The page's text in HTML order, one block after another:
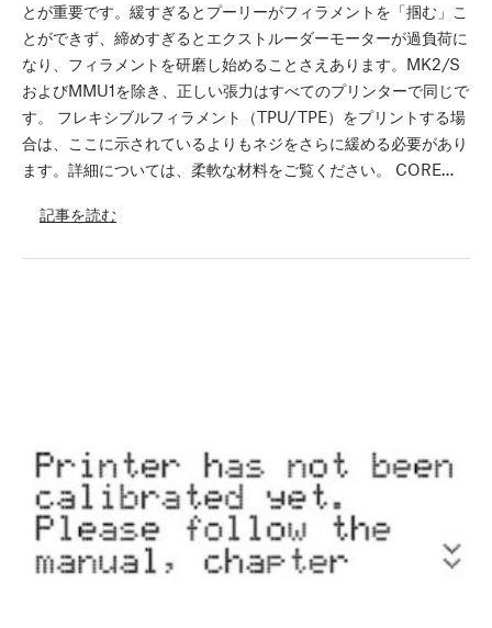
とが重要です。緩すぎるとプーリーがフィラメントを「掴む」こ
とができず、締めすぎるとエクストルーダーモーターが過負荷に
なり、フィラメントを研磨し始めることさえあります。MK2/S
およびMMU1を除き、正しい張力はすべてのプリンターで同じで
す。 フレキシブルフィラメント（TPU/TPE）をプリントする場
合は、ここに示されているよりもネジをさらに緩める必要があり
ます。詳細については、柔軟な材料をご覧ください。 CORE…
記事を読む